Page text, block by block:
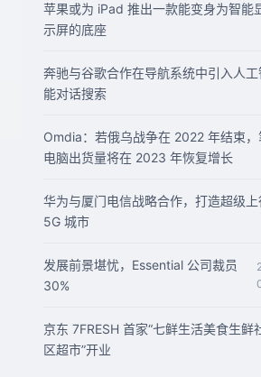
苹果或为 iPad 推出一款能变身为智能
示屏的底座
奔驰与谷歌合作在导航系统中引入人工
能对话搜索
Omdia：若俄乌战争在 2022 年结束
电脑出货量将在 2023 年恢复增长
华为与厦门电信战略合作，打造超级上
5G 城市
发展前景堪忧，Essential 公司裁员
30%
京东 7FRESH 首家“七鲜生活美食生鲜
区超市”开业